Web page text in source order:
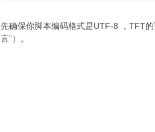
先确保你脚本编码格式是UTF-8 ，TFT
言”）。